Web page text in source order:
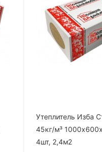
Утеплитель Изба
45кг/м³
4шт, 2,4м2